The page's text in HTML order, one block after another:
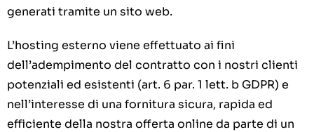
generati tramite un sito web.
L’hosting esterno viene effettuato ai fini
dell’adempimento del contratto con i nostri clienti
potenziali ed esistenti (art. 6 par. 1 lett. b GDPR) e
nell’interesse di una fornitura sicura, rapida ed
efficiente della nostra offerta online da parte di un